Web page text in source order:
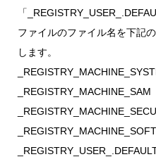
「
ファイルのファイル名を下記
します。